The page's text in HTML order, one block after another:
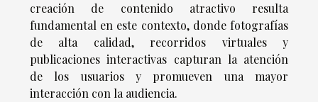
creación de contenido atractivo resulta
fundamental en este contexto, donde fotografías
de alta calidad, recorridos virtuales y
publicaciones interactivas capturan la atención
de los usuarios y promueven una mayor
interacción con la audiencia.